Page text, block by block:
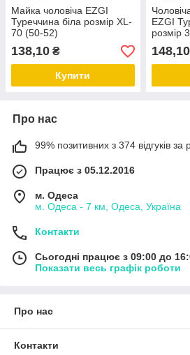
Майка чоловіча EZGI
Туреччина біла розмір XL-
70 (50-52)
138,10 ₴
Купити
EZGI
розмір
148,10
Про нас
99% позитивних з 374 відгуків за
Працює з 05.12.2016
м. Одеса
м. Одеса - 7 км, Одеса, Україна
Контакти
Сьогодні працює з 09:00 до
Показати весь графік роботи
Про нас
Контакти